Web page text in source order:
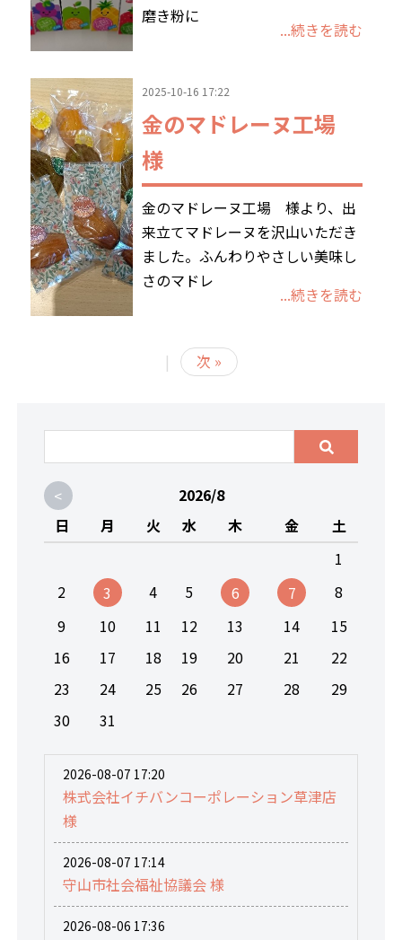
磨き粉に
...続きを読む
2025-10-16 17:22
金のマドレーヌ工場
様
金のマドレーヌ工場 様より、出
来立てマドレーヌを沢山いただき
ました。ふんわりやさしい美味し
さのマドレ
...続きを読む
| 次 »
<
2026/8
日
月 火 水 木 金
土
1
2
3 4 5 6 7
8
9
10 11 12 13 14
15
16
17 18 19 20 21
22
23
24 25 26 27 28
29
30
31
2026-08-07 17:20
株式会社イチバンコーポレーション草津店
様
2026-08-07 17:14
守山市社会福祉協議会 様
2026-08-06 17:36